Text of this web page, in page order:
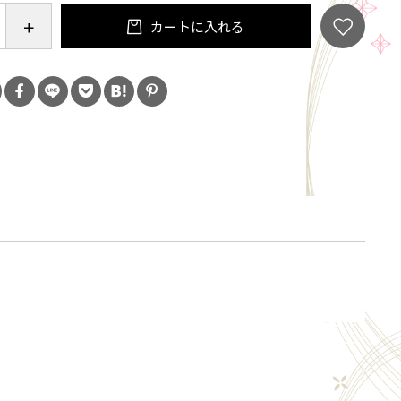
ご注文手続き」画面の「お問い合わせ欄」に、生
入力してください。
ル会員で生年月日登録済みの方は、お問い合わ
は不要です。
カートに入れる